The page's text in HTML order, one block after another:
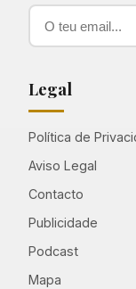
Legal
Política de
Aviso Legal
Contacto
Publicidade
Podcast
Mapa